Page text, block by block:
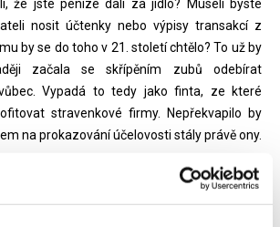
že jste peníze dali za jídlo? Museli byste
nosit účtenky nebo výpisy transakcí z
by se do toho v 21. století chtělo? To už by
začala se skřípěním zubů odebírat
Vypadá to tedy jako finta, ze které
stravenkové firmy. Nepřekvapilo by
na prokazování účelovosti stály právě ony.
že by lidé a firmy dostali na výběr. Pak by